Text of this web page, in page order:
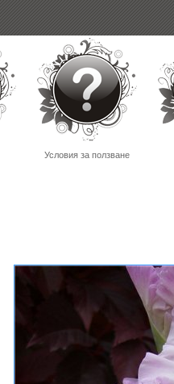
Условия за ползване